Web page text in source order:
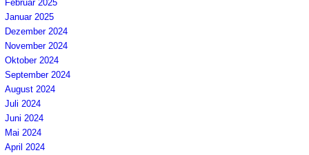
Februar 2025
Januar 2025
Dezember 2024
November 2024
Oktober 2024
September 2024
August 2024
Juli 2024
Juni 2024
Mai 2024
April 2024